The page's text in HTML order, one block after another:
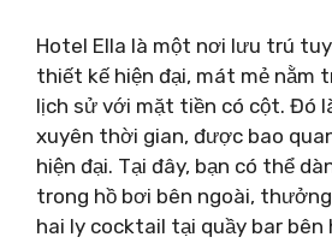
Hotel Ella là một nơi lưu trú
thiết kế hiện đại, mát mẻ nằm
lịch sử với mặt tiền có cột. Đó
xuyên thời gian, được bao
hiện đại. Tại đây, bạn có thể
trong hồ bơi bên ngoài,
hai ly cocktail tại quầy bar bên